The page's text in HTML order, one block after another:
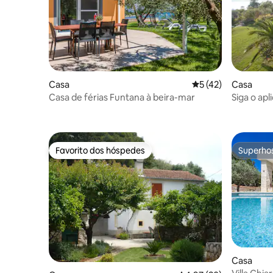
Casa Classificação
5 (42)
Casa de férias Funtana à beira-mar
Casa
Siga o
Favorito dos hóspedes
Favorito dos hóspedes
Casa